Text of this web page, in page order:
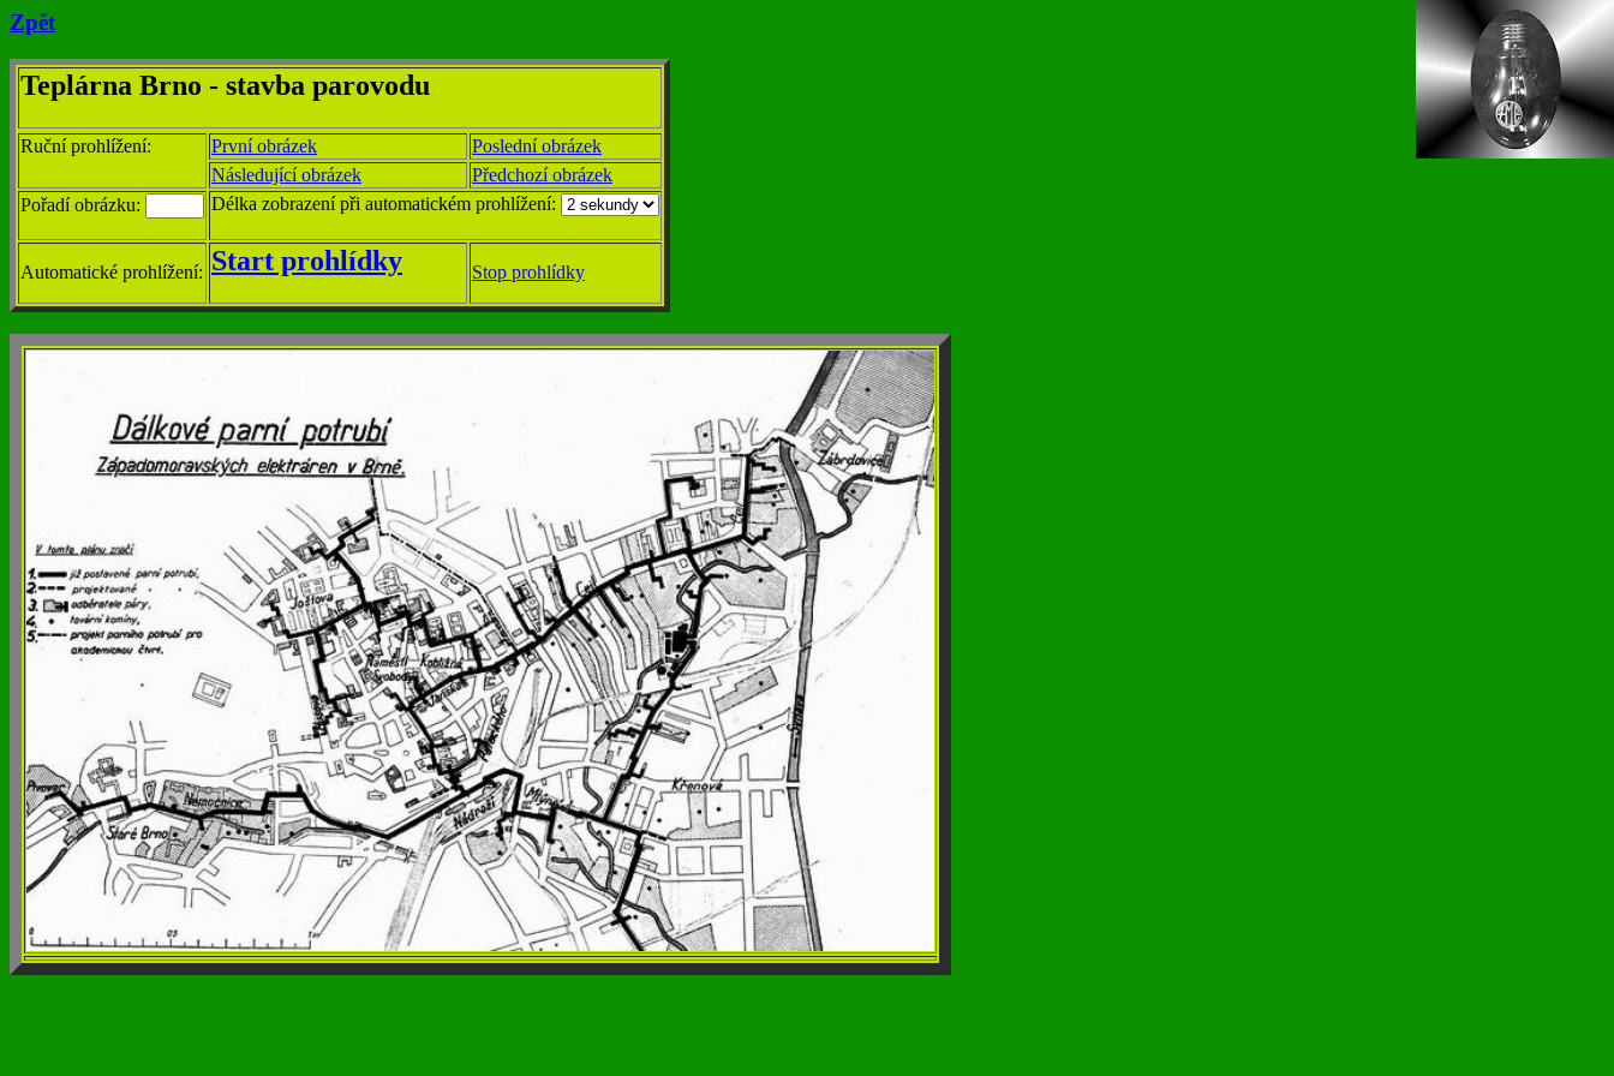
Zpět
Teplárna Brno - stavba parovodu
Ruční prohlížení: První obrázek
Poslední obrázek
Následující obrázek
Předchozí obrázek
Pořadí obrázku:
Délka zobrazení při automatickém prohlížení:
Automatické prohlížení: Start prohlídky Stop prohlídky